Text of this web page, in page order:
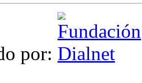
por: